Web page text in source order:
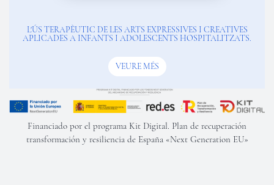
L'ÚS TERAPÈUTIC DE LES ARTS EXPRESSIVES I CREATIVES
APLICADES A INFANTS I ADOLESCENTS HOSPITALITZATS.
VEURE MÉS
Financiado por el programa Kit Digital. Plan de recuperación
transformación y resiliencia de España «Next Generation EU»